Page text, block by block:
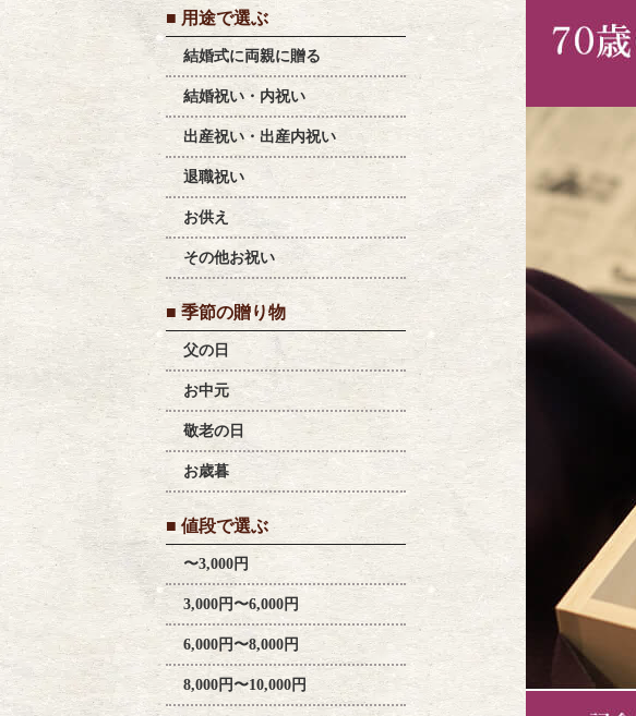
■ 用途で選ぶ
結婚式に両親に贈る
結婚祝い・内祝い
出産祝い・出産内祝い
退職祝い
お供え
その他お祝い
■ 季節の贈り物
父の日
お中元
敬老の日
お歳暮
■ 値段で選ぶ
〜3,000円
3,000円〜6,000円
6,000円〜8,000円
8,000円〜10,000円